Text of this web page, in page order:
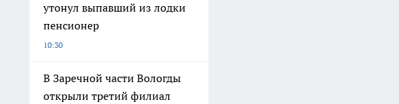
утонул выпавший из лодки
пенсионер
10:30
В Заречной части Вологды
открыли третий филиал